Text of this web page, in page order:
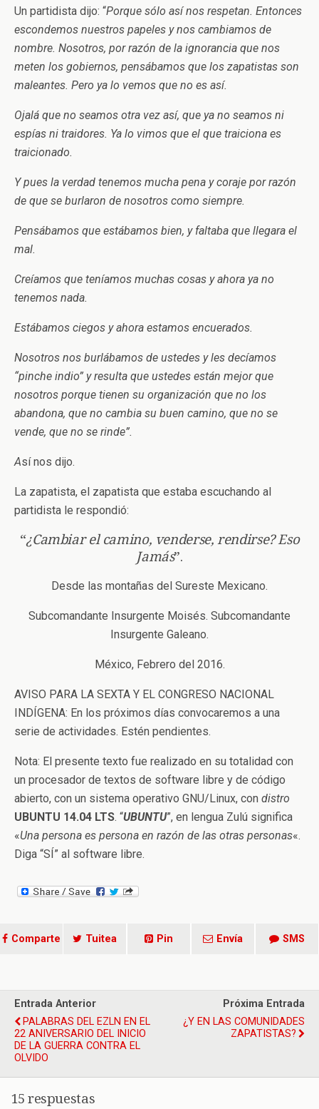
Un partidista dijo: “Porque sólo así nos respetan. Entonces
escondemos nuestros papeles y nos cambiamos de
nombre. Nosotros, por razón de la ignorancia que nos
meten los gobiernos, pensábamos que los zapatistas son
maleantes. Pero ya lo vemos que no es así.
Ojalá que no seamos otra vez así, que ya no seamos ni
espías ni traidores. Ya lo vimos que el que traiciona es
traicionado.
Y pues la verdad tenemos mucha pena y coraje por razón
de que se burlaron de nosotros como siempre.
Pensábamos que estábamos bien, y faltaba que llegara el
mal.
Creíamos que teníamos muchas cosas y ahora ya no
tenemos nada.
Estábamos ciegos y ahora estamos encuerados.
Nosotros nos burlábamos de ustedes y les decíamos
“pinche indio” y resulta que ustedes están mejor que
nosotros porque tienen su organización que no los
abandona, que no cambia su buen camino, que no se
vende, que no se rinde”.
Así nos dijo.
La zapatista, el zapatista que estaba escuchando al
partidista le respondió:
“¿Cambiar el camino, venderse, rendirse? Eso
Jamás”.
Desde las montañas del Sureste Mexicano.
Subcomandante Insurgente Moisés. Subcomandante
Insurgente Galeano.
México, Febrero del 2016.
AVISO PARA LA SEXTA Y EL CONGRESO NACIONAL
INDÍGENA: En los próximos días convocaremos a una
serie de actividades. Estén pendientes.
Nota: El presente texto fue realizado en su totalidad con
un procesador de textos de software libre y de código
abierto, con un sistema operativo GNU/Linux, con distro
UBUNTU 14.04 LTS. “UBUNTU”, en lengua Zulú significa
«Una persona es persona en razón de las otras personas«.
Diga “SÍ” al software libre.
Comparte Tuitea Pin Envía SMS
Entrada Anterior
PALABRAS DEL EZLN EN EL
22 ANIVERSARIO DEL INICIO
DE LA GUERRA CONTRA EL
OLVIDO
Próxima Entrada
¿Y EN LAS COMUNIDADES
ZAPATISTAS?
15 respuestas